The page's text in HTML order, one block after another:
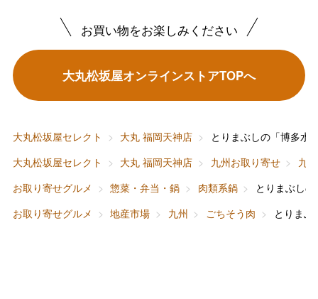
お買い物をお楽しみください
大丸松坂屋オンラインストアTOPへ
大丸松坂屋セレクト 大丸 福岡天神店
とりまぶしの「博多水
大丸松坂屋セレクト
大丸 福岡天神店 九州お取り寄せ
九
お取り寄せグルメ
惣菜・弁当・鍋 肉類系鍋
とりまぶし
お取り寄せグルメ
地産市場 九州 ごちそう肉 とりまぶ
フード＆スイーツ
ビューティー
ホーム＆インテリア
ベビー＆キッズ
大丸・松坂屋のギフト
結婚内祝い
お香典返し
快気祝い
ホワイトデー
母の日
お中元
敬老の日